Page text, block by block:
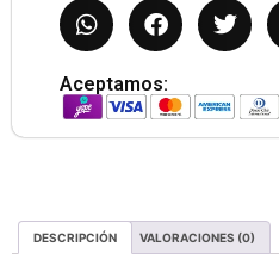
Aceptamos:
DESCRIPCIÓN VALORACIONES (0)